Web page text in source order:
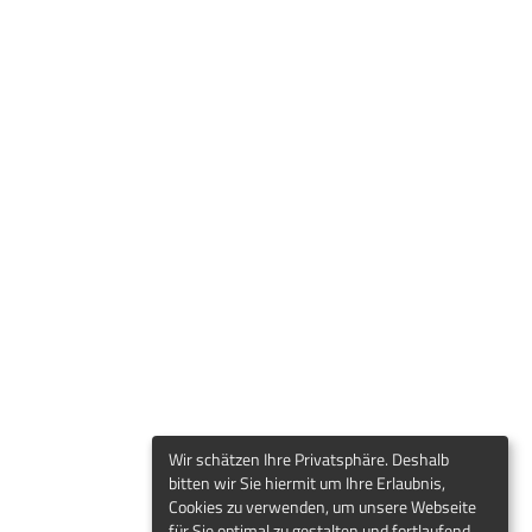
Wir schätzen Ihre Privatsphäre. Deshalb
bitten wir Sie hiermit um Ihre Erlaubnis,
Cookies zu verwenden, um unsere Webseite